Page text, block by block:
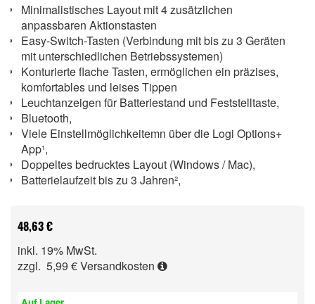
Minimalistisches Layout mit 4 zusätzlichen
anpassbaren Aktionstasten
Easy-Switch-Tasten (Verbindung mit bis zu 3 Geräten
mit unterschiedlichen Betriebssystemen)
Konturierte flache Tasten, ermöglichen ein präzises,
komfortables und leises Tippen
Leuchtanzeigen für Batteriestand und Feststelltaste,
Bluetooth,
Viele Einstellmöglichkeitemn über die Logi Options+
App¹,
Doppeltes bedrucktes Layout (Windows / Mac),
Batterielaufzeit bis zu 3 Jahren²,
48,63 €
inkl. 19% MwSt.
zzgl. 5,99 €Versandkosten